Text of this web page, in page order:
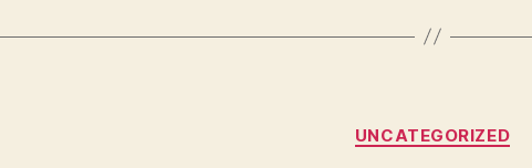
Categorías
UNCATEGORIZED